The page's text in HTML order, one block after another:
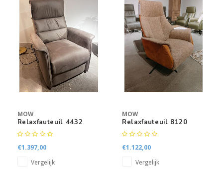
MOW
Relaxfauteuil 4432
€1.397,00
Vergelijk
MOW
Relaxfauteuil 8120
€1.122,00
Vergelijk